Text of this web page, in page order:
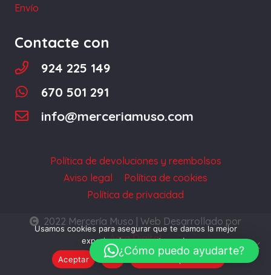
Envío
Contacte con
924 225 149
670 501 291
info@merceriamuso.com
Política de devoluciones y reembolsos
Aviso legal
Política de cookies
Política de privacidad
2022 Mercería Muso | Web Desarrollado por
Acra Digital
¿Cómo puedo ayudarte?
Usamos cookies para asegurar que te damos la mejor
experiencia en nuestra web.
Aceptar
No Política de privacidad